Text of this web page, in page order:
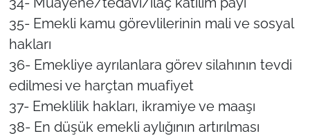
35- Emekli kamu görevlilerinin mali ve sosyal
hakları
36- Emekliye ayrılanlara görev silahının tevdi
edilmesi ve harçtan muafiyet
37- Emeklilik hakları, ikramiye ve maaşı
38- En düşük emekli aylığının artırılması